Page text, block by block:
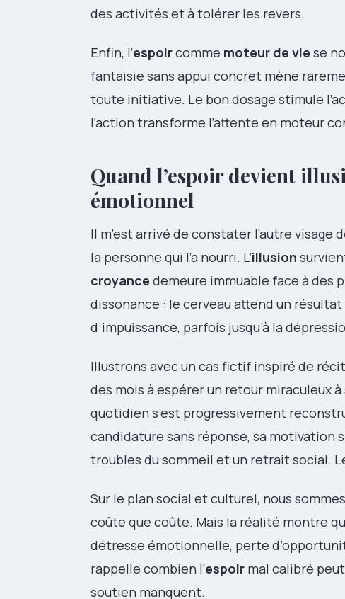
des activités et à tolérer les revers.
Enfin, l’espoircomme moteur de vie se
fantaisie sans appui concret mène
toute initiative. Le bon dosage stimule
l’action transforme l’attente en moteur
Quand l’espoir devient
émotionnel
Il m’est arrivé de constater l’autre visage
la personne qui l’a nourri. L’illusion
croyance demeure immuable face à des
dissonance : le cerveau attend un
d’impuissance, parfois jusqu’à la
Illustrons avec un cas fictif inspiré de
des mois à espérer un retour miraculeux
quotidien s’est progressivement
candidature sans réponse, sa motivation
troubles du sommeil et un retrait social.
Sur le plan social et culturel, nous
coûte que coûte. Mais la réalité montre
détresse émotionnelle, perte
rappelle combien l’espoir mal calibré
soutien manquent.